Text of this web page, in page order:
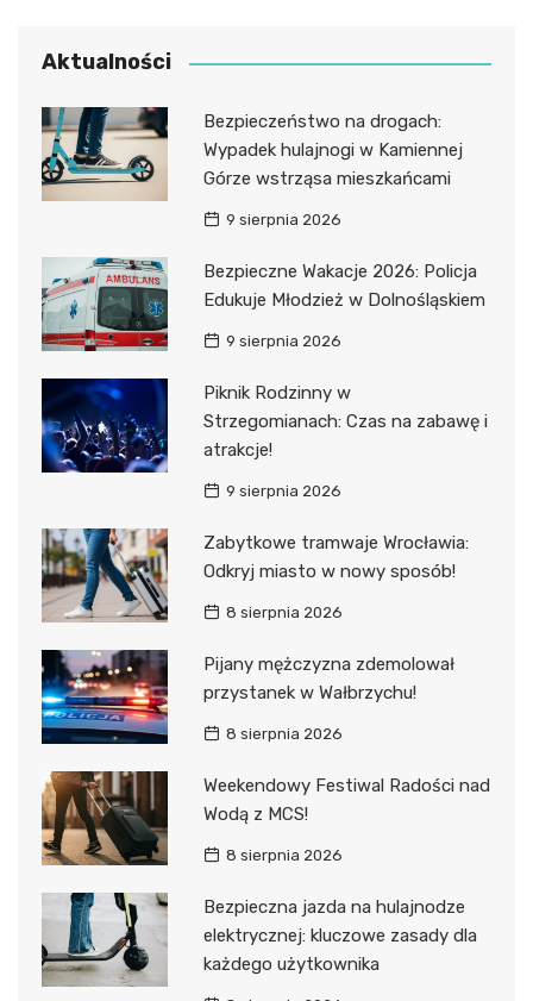
Aktualności
Bezpieczeństwo na drogach:
Wypadek hulajnogi w Kamiennej
Górze wstrząsa mieszkańcami
9 sierpnia 2026
Bezpieczne Wakacje 2026: Policja
Edukuje Młodzież w Dolnośląskiem
9 sierpnia 2026
Piknik Rodzinny w
Strzegomianach: Czas na zabawę i
atrakcje!
9 sierpnia 2026
Zabytkowe tramwaje Wrocławia:
Odkryj miasto w nowy sposób!
8 sierpnia 2026
Pijany mężczyzna zdemolował
przystanek w Wałbrzychu!
8 sierpnia 2026
Weekendowy Festiwal Radości nad
Wodą z MCS!
8 sierpnia 2026
Bezpieczna jazda na hulajnodze
elektrycznej: kluczowe zasady dla
każdego użytkownika